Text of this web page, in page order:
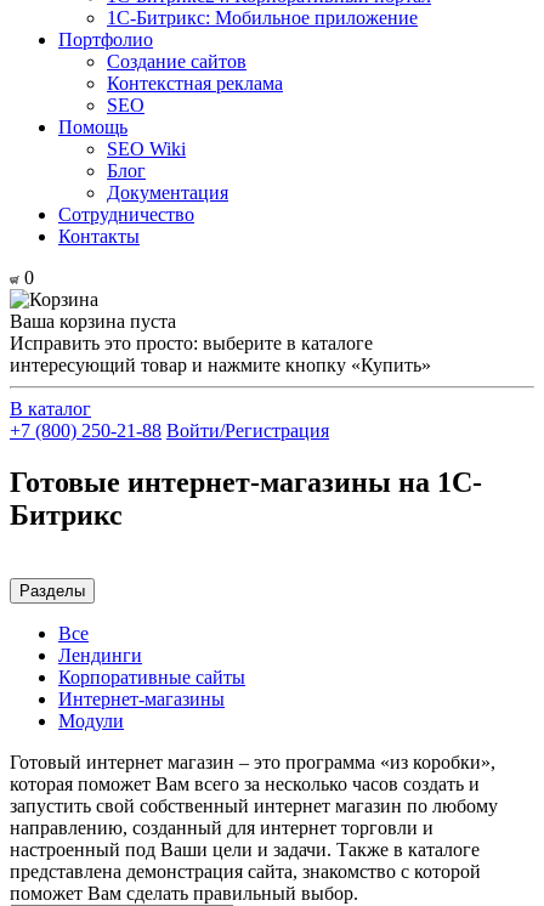
1С-Битрикс: Мобильное приложение
Портфолио
Создание сайтов
Контекстная реклама
SEO
Помощь
SEO Wiki
Блог
Документация
Сотрудничество
Контакты
0
Ваша корзина пуста
Исправить это просто: выберите в каталоге
интересующий товар и нажмите кнопку «Купить»
В каталог
+7 (800) 250-21-88 Войти/Регистрация
Готовые интернет-магазины на 1С-
Битрикс
Разделы
Все
Лендинги
Корпоративные сайты
Интернет-магазины
Модули
Готовый интернет магазин – это программа «из коробки»,
которая поможет Вам всего за несколько часов создать и
запустить свой собственный интернет магазин по любому
направлению, созданный для интернет торговли и
настроенный под Ваши цели и задачи. Также в каталоге
представлена демонстрация сайта, знакомство с которой
поможет Вам сделать правильный выбор.